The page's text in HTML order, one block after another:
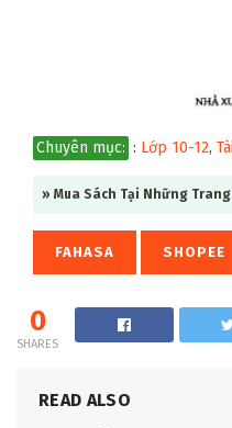
Chuyên mục: : Lớp 10-12,
» Mua Sách Tại Những
FAHASA SHOPEE
0
SHARES
READ ALSO